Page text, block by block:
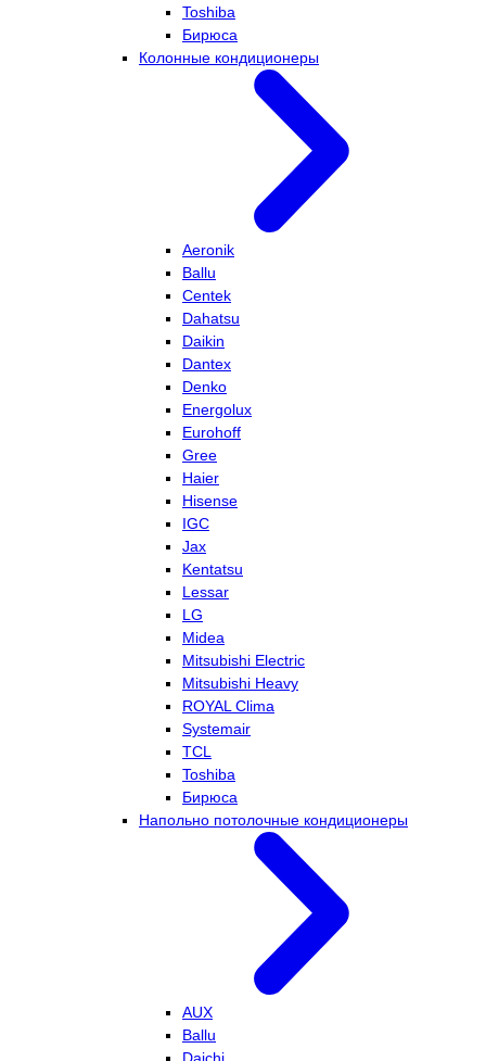
Toshiba
Бирюса
Колонные кондиционеры
Aeronik
Ballu
Centek
Dahatsu
Daikin
Dantex
Denko
Energolux
Eurohoff
Gree
Haier
Hisense
IGC
Jax
Kentatsu
Lessar
LG
Midea
Mitsubishi Electric
Mitsubishi Heavy
ROYAL Clima
Systemair
TCL
Toshiba
Бирюса
Напольно потолочные кондиционеры
AUX
Ballu